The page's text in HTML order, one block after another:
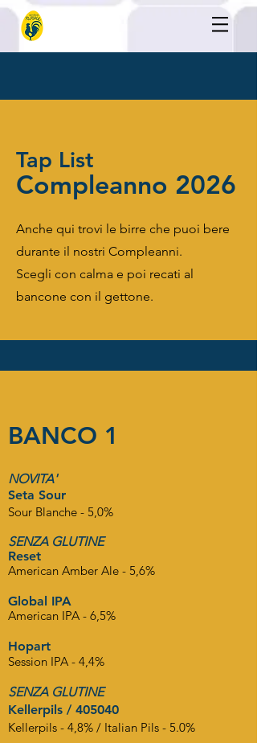
Compleanno 2026
Tap List
Anche qui trovi le birre che puoi bere
durante il nostri Compleanni.
Scegli con calma e poi recati al
bancone con il gettone.
BANCO 1
NOVITA'
Seta Sour
Sour Blanche - 5,0%
SENZA GLUTINE
Reset
American Amber Ale - 5,6%
Global IPA
American IPA - 6,5%
Hopart
Session IPA - 4,4%
SENZA GLUTINE
Kellerpils / 405040
Kellerpils - 4,8% / Italian Pils - 5.0%